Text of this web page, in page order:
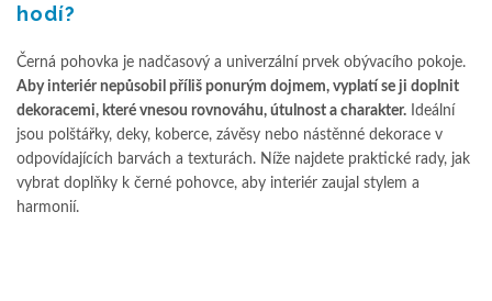
hodí?
Černá pohovka je nadčasový a univerzální prvek obývacího pokoje.
Aby interiér nepůsobil příliš ponurým dojmem, vyplatí se ji doplnit
dekoracemi, které vnesou rovnováhu, útulnost a charakter. Ideální
jsou polštářky, deky, koberce, závěsy nebo nástěnné dekorace v
odpovídajících barvách a texturách. Níže najdete praktické rady, jak
vybrat doplňky k černé pohovce, aby interiér zaujal stylem a
harmonií.